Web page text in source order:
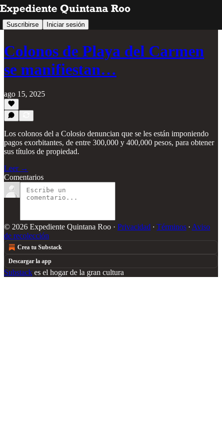
Suscribirse Iniciar sesión
Colonos de Playa del Carmen
se manifiestan…
ago 15, 2025
Los colonos del a Colosio denuncian que se les están imponiendo
pagos exorbitantes, de entre 300,000 y 400,000 pesos, para obtener
sus títulos de propiedad.
Leer →
Comentarios
© 2026 Expediente Quintana Roo · Privacidad ∙ Términos ∙ Aviso
de recolección
Crea tu Substack
Descargar la app
Substack es el hogar de la gran cultura